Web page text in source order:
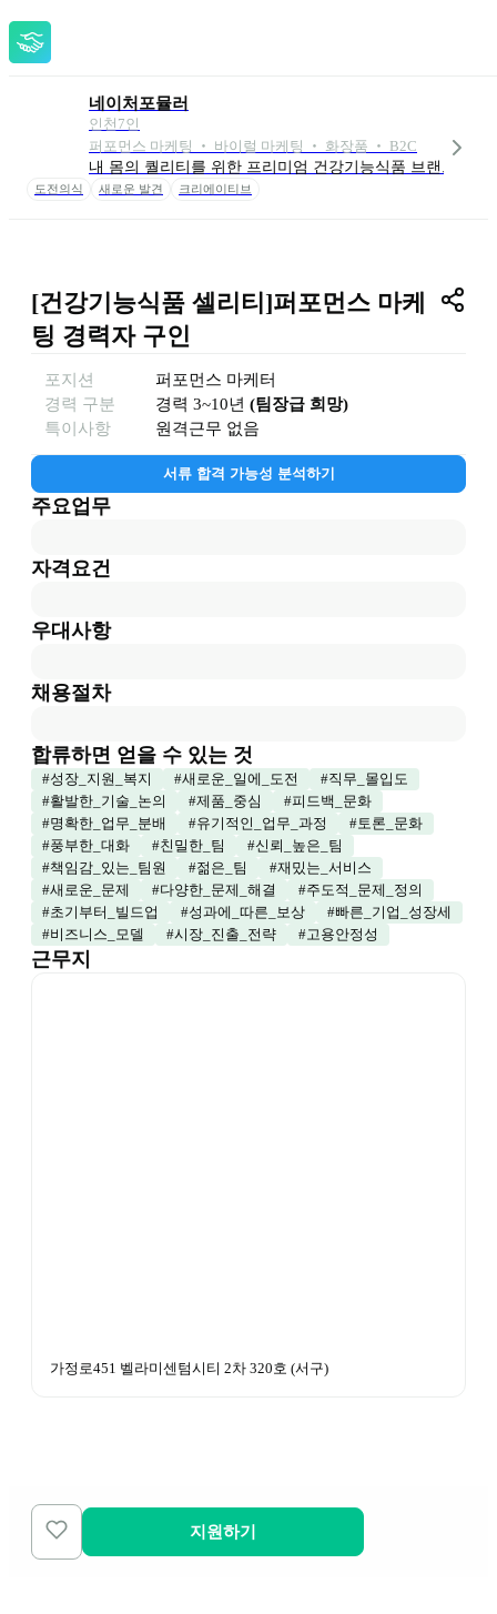
네이처포뮬러
인천 7인
퍼포먼스 마케팅 ‧ 바이럴 마케팅 ‧ 화장품 ‧ B2C
내 몸의 퀄리티를 위한 프리미엄 건강기능식품 브랜드
도전의식 새로운 발견 크리에이티브
[건강기능식품 셀리티]퍼포먼스 마케
팅 경력자 구인
포지션
퍼포먼스 마케터
경력 구분
경력 3~10년 (팀장급 희망)
특이사항
원격근무 없음
서류 합격 가능성 분석하기
주요업무
자격요건
우대사항
채용절차
합류하면 얻을 수 있는 것
#성장_지원_복지 #새로운_일에_도전 #직무_몰입도
#활발한_기술_논의 #제품_중심 #피드백_문화
#명확한_업무_분배 #유기적인_업무_과정 #토론_문화
#풍부한_대화 #친밀한_팀 #신뢰_높은_팀
#책임감_있는_팀원 #젊은_팀 #재밌는_서비스
#새로운_문제 #다양한_문제_해결 #주도적_문제_정의
#초기부터_빌드업 #성과에_따른_보상 #빠른_기업_성장세
#비즈니스_모델 #시장_진출_전략 #고용안정성
근무지
가정로451 벨라미센텀시티 2차 320호 (서구)
지원하기